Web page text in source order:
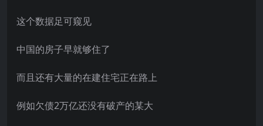
这个数据足可窥见
中国的房子早就够住了
而且还有大量的在建住宅正在路上
例如欠债2万亿还没有破产的某大